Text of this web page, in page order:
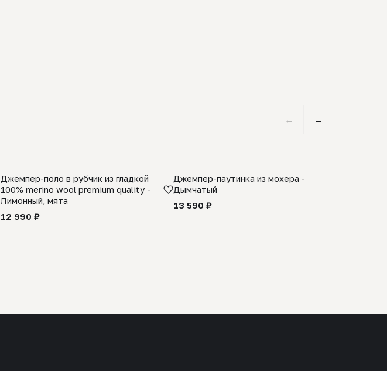
← →
Джемпер-поло в рубчик из гладкой
100% merino wool premium quality -
Лимонный, мята
12 990 ₽
Джемпер-паутинка из мохера -
Дымчатый
13 590 ₽